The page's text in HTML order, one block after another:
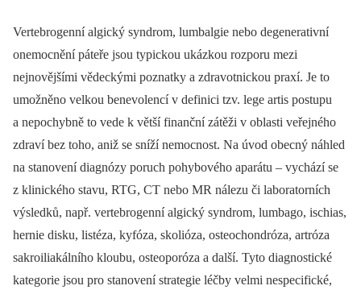
Vertebrogenní algický syndrom, lumbalgie nebo degenerativní
onemocnění páteře jsou typickou ukázkou rozporu mezi
nejnovějšími vědeckými poznatky a zdravotnickou praxí. Je to
umožněno velkou benevolencí v definici tzv. lege artis postupu
a nepochybně to vede k větší finanční zátěži v oblasti veřejného
zdraví bez toho, aniž se sníží nemocnost. Na úvod obecný náhled
na stanovení diagnózy poruch pohybového aparátu –⁠ vychází se
z klinického stavu, RTG, CT nebo MR nálezu či laboratorních
výsledků, např. vertebrogenní algický syndrom, lumbago, ischias,
hernie disku, listéza, kyfóza, skolióza, osteochondróza, artróza
sakroiliakálního kloubu, osteoporóza a další. Tyto diagnostické
kategorie jsou pro stanovení strategie léčby velmi nespecifické,